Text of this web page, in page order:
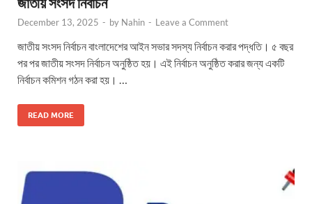
December 13, 2025 - by Nahin - Leave a Comment
জাতীয় সংসদ নির্বাচন বাংলাদেশের আইন সভার সদস্য নির্বাচন করার পদ্ধতি। ৫ বছর
পর পর জাতীয় সংসদ নির্বাচন অনুষ্ঠিত হয়। এই নির্বাচন অনুষ্ঠিত করার জন্য একটি
নির্বাচন কমিশন গঠন করা হয়। …
READ MORE